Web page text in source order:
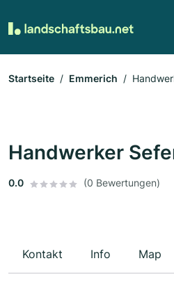
Startseite Emmerich
Handwerker
0.0 (0 Bewertungen)
Kontakt Info Map